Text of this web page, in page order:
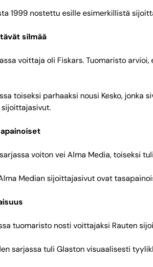
1999 nostettu esille esimerkillistä
silmää
voittaja oli Fiskars. Tuomaristo
toiseksi parhaaksi nousi Kesko, jonka
voiton vei Alma Media, toiseksi
Median sijoittajasivut ovat
tuomaristo nosti voittajaksi Rauten
sarjassa tuli Glaston visuaalisesti